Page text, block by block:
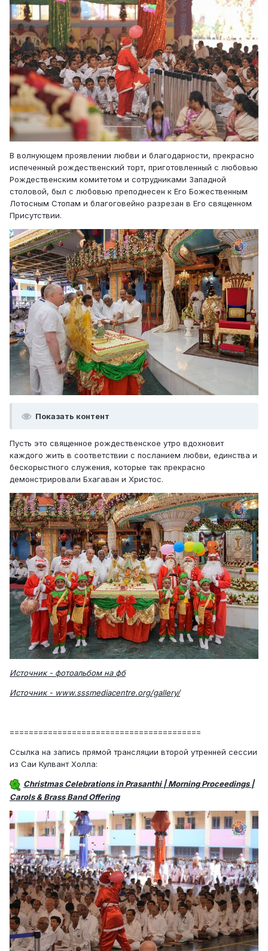
В волнующем проявлении любви и благодарности, прекрасно
испеченный рождественский торт, приготовленный с любовью
Рождественским комитетом и сотрудниками Западной
столовой, был с любовью преподнесен к Его Божественным
Лотосным Стопам и благоговейно разрезан в Его священном
Присутствии.
Показать контент
Пусть это священное рождественское утро вдохновит
каждого жить в соответствии с посланием любви, единства и
бескорыстного служения, которые так прекрасно
демонстрировали Бхагаван и Христос.
Источник - фотоальбом на фб
Источник - www.sssmediacentre.org/gallery/
========================================
Ссылка на запись прямой трансляции второй утренней сессии
из Саи Кулвант Холла:
Christmas Celebrations in Prasanthi | Morning Proceedings |
Carols & Brass Band Offering